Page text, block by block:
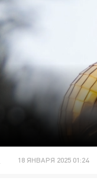
18 ЯНВАРЯ 2025 01:24